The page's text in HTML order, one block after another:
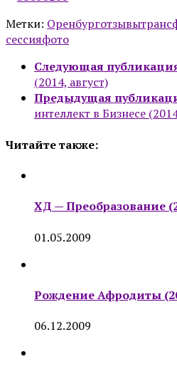
Метки: Оренбурготзывы
сессияфото
Следующая
(2014, август)
Предыдущая
интеллект в Бизнесе
Читайте также:
ХД — Преобразование
01.05.2009
Рождение Афродиты
06.12.2009